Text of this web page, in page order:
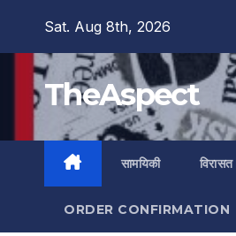
content
Sat. Aug 8th, 2026
TheAspect
सामयिकी विरासत
ORDER CONFIRMATION